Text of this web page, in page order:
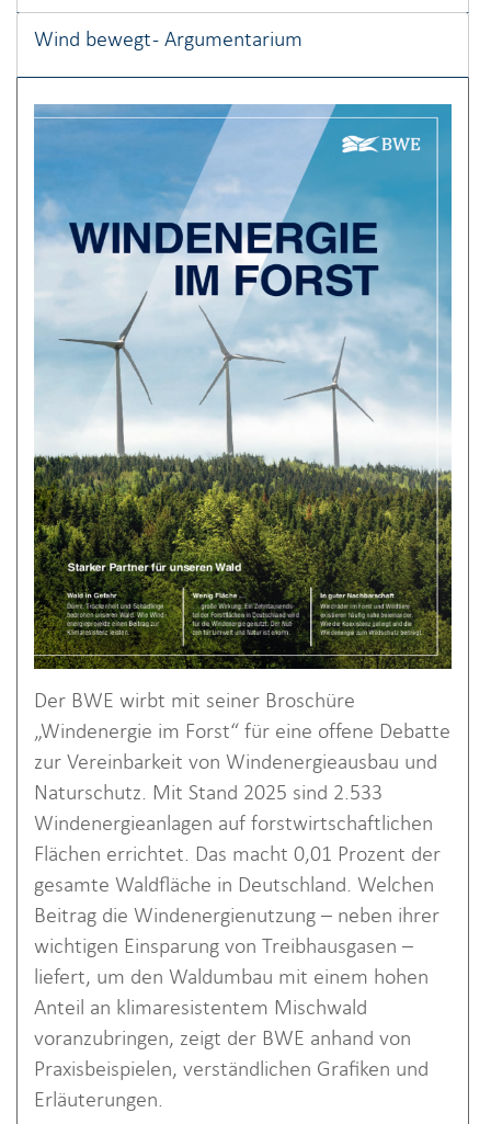
Wind bewegt - Argumentarium
Der BWE wirbt mit seiner Broschüre
„Windenergie im Forst“ für eine offene Debatte
zur Vereinbarkeit von Windenergieausbau und
Naturschutz. Mit Stand 2025 sind 2.533
Windenergieanlagen auf forstwirtschaftlichen
Flächen errichtet. Das macht 0,01 Prozent der
gesamte Waldfläche in Deutschland. Welchen
Beitrag die Windenergienutzung – neben ihrer
wichtigen Einsparung von Treibhausgasen –
liefert, um den Waldumbau mit einem hohen
Anteil an klimaresistentem Mischwald
voranzubringen, zeigt der BWE anhand von
Praxisbeispielen, verständlichen Grafiken und
Erläuterungen.